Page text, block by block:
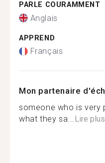
PARLE COURAMMENT
Anglais
APPREND
Français
Mon partenaire
someone who is very
what they sa...Lire plus